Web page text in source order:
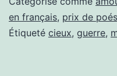
en français, prix de
Étiqueté cieux, guerre,